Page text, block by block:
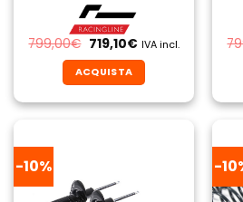
799,00€ Il
prezzo
originale
era:
799,00€.
719,10€Il
attuale
è:
719,10€.
IVA incl.
ACQUISTA
-10% -